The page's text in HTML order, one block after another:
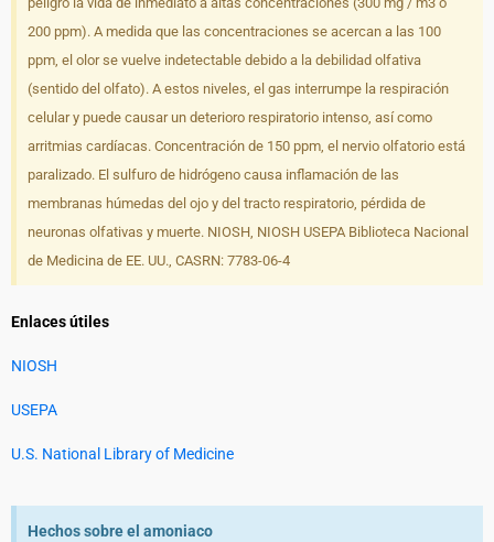
200 ppm). A medida que las concentraciones se acercan a las 100
ppm, el olor se vuelve indetectable debido a la debilidad olfativa
(sentido del olfato). A estos niveles, el gas interrumpe la respiración
celular y puede causar un deterioro respiratorio intenso, así como
arritmias cardíacas. Concentración de 150 ppm, el nervio olfatorio está
paralizado. El sulfuro de hidrógeno causa inflamación de las
membranas húmedas del ojo y del tracto respiratorio, pérdida de
neuronas olfativas y muerte. NIOSH, NIOSH USEPA Biblioteca Nacional
de Medicina de EE. UU., CASRN: 7783-06-4
Enlaces útiles
NIOSH
USEPA
U.S. National Library of Medicine
Hechos sobre el amoniaco